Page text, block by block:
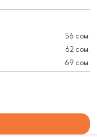
56 сом.
62 сом.
69 сом.